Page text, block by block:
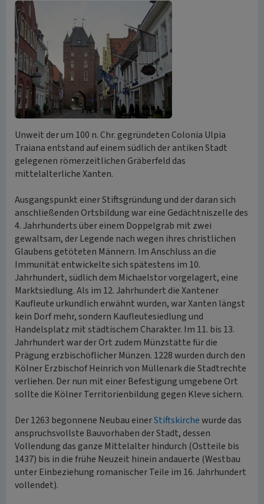
Unweit der um 100 n. Chr. gegründeten Colonia Ulpia
Traiana entstand auf einem südlich der antiken Stadt
gelegenen römerzeitlichen Gräberfeld das
mittelalterliche Xanten.
Ausgangspunkt einer Stiftsgründung und der daran sich
anschließenden Ortsbildung war eine Gedächtniszelle des
4. Jahrhunderts über einem Doppelgrab mit zwei
gewaltsam, der Legende nach wegen ihres christlichen
Glaubens getöteten Männern. Im Anschluss an die
Immunität entwickelte sich spätestens im 10.
Jahrhundert, südlich dem Michaelstor vorgelagert, eine
Marktsiedlung. Als im 12. Jahrhundert die Xantener
Kaufleute urkundlich erwähnt wurden, war Xanten längst
kein Dorf mehr, sondern Kaufleutesiedlung und
Handelsplatz mit städtischem Charakter. Im 11. bis 13.
Jahrhundert war der Ort zudem Münzstätte für die
Prägung erzbischöflicher Münzen. 1228 wurden durch den
Kölner Erzbischof Heinrich von Müllenark die Stadtrechte
verliehen. Der nun mit einer Befestigung umgebene Ort
sollte die Kölner Territorienbildung gegen Kleve sichern.
Der 1263 begonnene Neubau einerStiftskirchewurde das
anspruchsvollste Bauvorhaben der Stadt, dessen
Vollendung das ganze Mittelalter hindurch (Ostteile bis
1437) bis in die frühe Neuzeit hinein andauerte (Westbau
unter Einbeziehung romanischer Teile im 16. Jahrhundert
vollendet).